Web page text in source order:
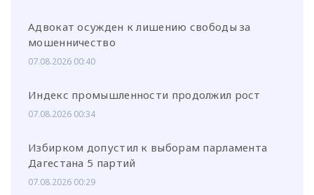
Адвокат осужден к лишению свободы за
мошенничество
07.08.2026 00:40
Индекс промышленности продолжил рост
07.08.2026 00:34
Избирком допустил к выборам парламента
Дагестана 5 партий
07.08.2026 00:29